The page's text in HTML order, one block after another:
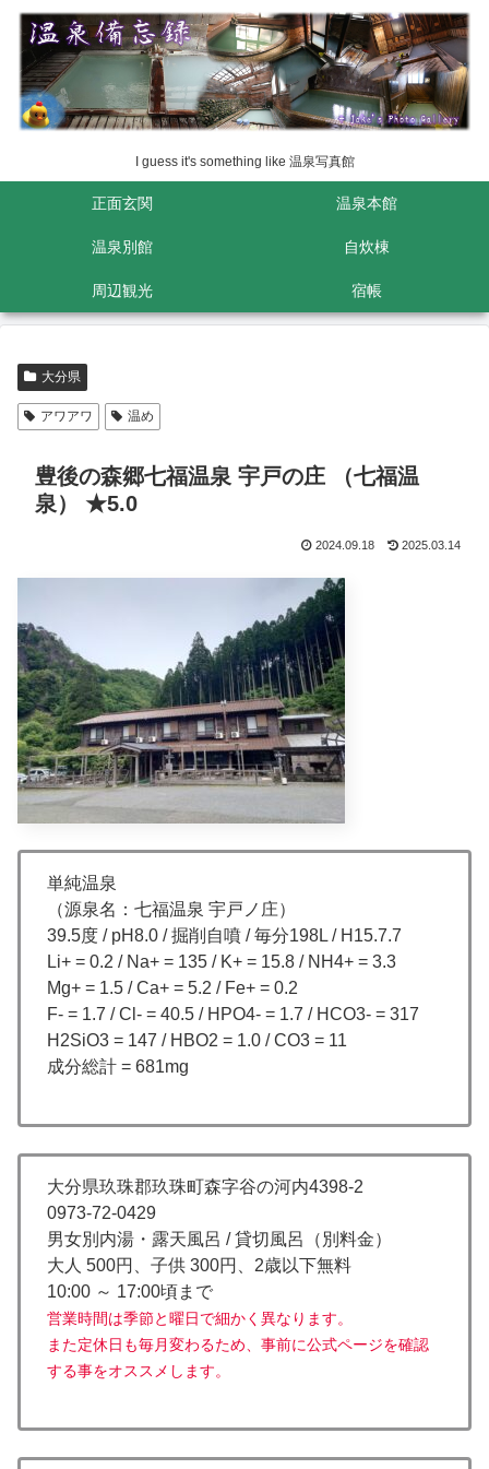
I guess it's something like 温泉写真館
正面玄関 温泉本館
温泉別館 自炊棟
周辺観光 宿帳
大分県
アワアワ 温め
豊後の森郷七福温泉 宇戸の庄 （七福温
泉） ★5.0
2024.09.18 2025.03.14
単純温泉
（源泉名：七福温泉 宇戸ノ庄）
39.5度 / pH8.0 / 掘削自噴 / 毎分198L / H15.7.7
Li+ = 0.2 / Na+ = 135 / K+ = 15.8 / NH4+ = 3.3
Mg+ = 1.5 / Ca+ = 5.2 / Fe+ = 0.2
F- = 1.7 / Cl- = 40.5 / HPO4- = 1.7 / HCO3- = 317
H2SiO3 = 147 / HBO2 = 1.0 / CO3 = 11
成分総計 = 681mg
大分県玖珠郡玖珠町森字谷の河内4398-2
0973-72-0429
男女別内湯・露天風呂 / 貸切風呂（別料金）
大人 500円、子供 300円、2歳以下無料
10:00 ～ 17:00頃まで
営業時間は季節と曜日で細かく異なります。
また定休日も毎月変わるため、事前に公式ページを確認
する事をオススメします。